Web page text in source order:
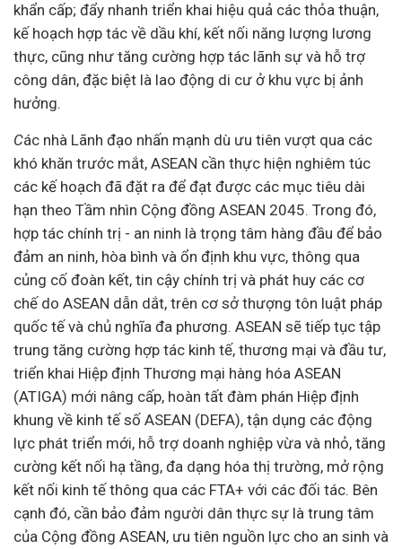
khẩn cấp; đẩy nhanh triển khai hiệu quả các thỏa thuận,
kế hoạch hợp tác về dầu khí, kết nối năng lượng lương
thực, cũng như tăng cường hợp tác lãnh sự và hỗ trợ
công dân, đặc biệt là lao động di cư ở khu vực bị ảnh
hưởng.
Các nhà Lãnh đạo nhấn mạnh dù ưu tiên vượt qua các
khó khăn trước mắt, ASEAN cần thực hiện nghiêm túc
các kế hoạch đã đặt ra để đạt được các mục tiêu dài
hạn theo Tầm nhìn Cộng đồng ASEAN 2045. Trong đó,
hợp tác chính trị - an ninh là trọng tâm hàng đầu để bảo
đảm an ninh, hòa bình và ổn định khu vực, thông qua
củng cố đoàn kết, tin cậy chính trị và phát huy các cơ
chế do ASEAN dẫn dắt, trên cơ sở thượng tôn luật pháp
quốc tế và chủ nghĩa đa phương. ASEAN sẽ tiếp tục tập
trung tăng cường hợp tác kinh tế, thương mại và đầu tư,
triển khai Hiệp định Thương mại hàng hóa ASEAN
(ATIGA) mới nâng cấp, hoàn tất đàm phán Hiệp định
khung về kinh tế số ASEAN (DEFA), tận dụng các động
lực phát triển mới, hỗ trợ doanh nghiệp vừa và nhỏ, tăng
cường kết nối hạ tầng, đa dạng hóa thị trường, mở rộng
kết nối kinh tế thông qua các FTA+ với các đối tác. Bên
cạnh đó, cần bảo đảm người dân thực sự là trung tâm
của Cộng đồng ASEAN, ưu tiên nguồn lực cho an sinh và